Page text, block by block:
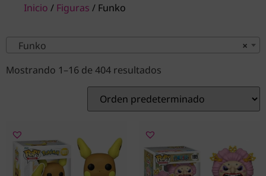
Inicio / Figuras / Funko
×
Funko
Mostrando 1–16 de 404 resultados